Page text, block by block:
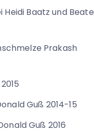
Baatz und Beate
Prakash
Guß 2014-15
Guß 2016